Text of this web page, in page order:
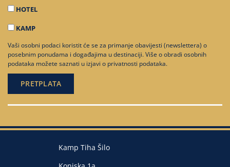
HOTEL
KAMP
Vaši osobni podaci koristit će se za primanje obavijesti (newslettera) o
posebnim ponudama i događajima u destinaciji. Više o obradi osobnih
podataka možete saznati u izjavi o privatnosti podataka.
Kamp Tiha Šilo